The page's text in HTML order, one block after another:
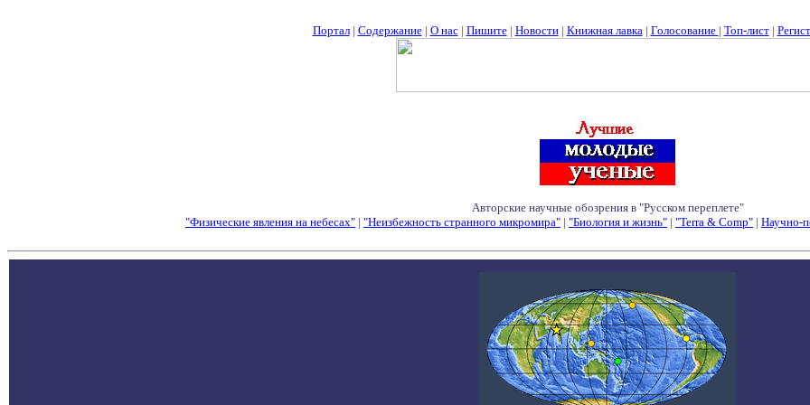
Портал| Содержание| О нас| Пишите| Новости| Книжная лавка| Голосование | Топ-лист|
Авторские научные обозрения в "Русском переплете"
"Физические явления на небесах" | "Неизбежность странного микромира" | "Биология и жизнь" | "Terra & Comp" | Научно-